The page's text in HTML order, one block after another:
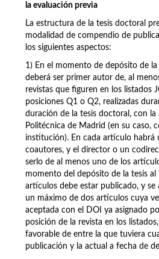
la evaluación previa
La estructura de la tesis doctoral
modalidad de compendio de
los siguientes aspectos:
1) En el momento de depósito de
deberá ser primer autor de, al
revistas que figuren en los listados
posiciones Q1 o Q2, realizadas
duración de la tesis doctoral, con la
Politécnica de Madrid (en su caso,
institución). En cada artículo habrá
coautores, y el director o un
serlo de al menos uno de los
momento del depósito de la tesis al
artículos debe estar publicado, y se
un máximo de dos artículos cuya
aceptada con el DOI ya asignado
posición de la revista en los
favorable de entre la que tuviera
publicación y la actual a fecha de